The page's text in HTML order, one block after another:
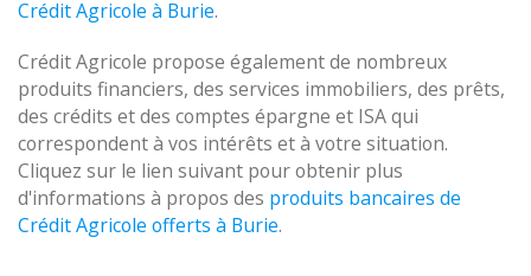
Crédit Agricole à Burie.
Crédit Agricole propose également de nombreux
produits financiers, des services immobiliers, des prêts,
des crédits et des comptes épargne et ISA qui
correspondent à vos intérêts et à votre situation.
Cliquez sur le lien suivant pour obtenir plus
d'informations à propos des produits bancaires de
Crédit Agricole offerts à Burie.